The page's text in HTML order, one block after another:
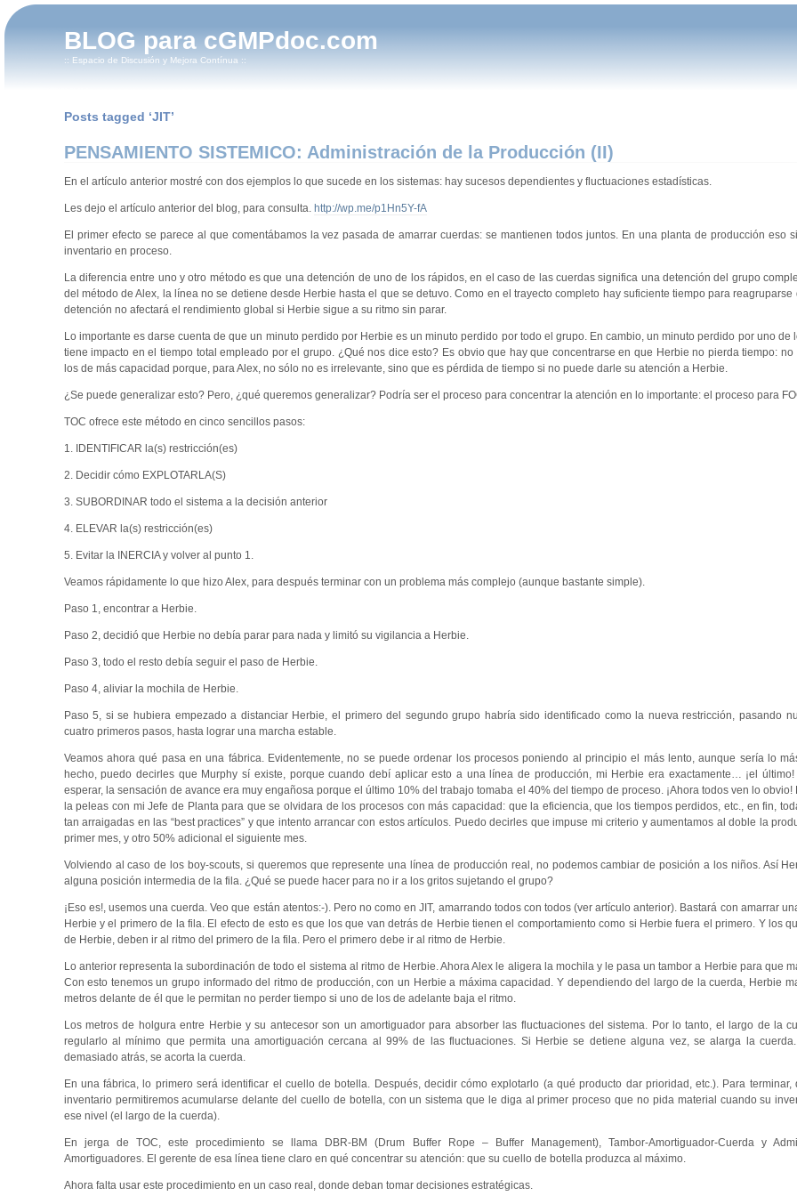
BLOG para cGMPdoc.com
:: Espacio de Discusión y Mejora Contínua ::
Posts tagged ‘JIT’
PENSAMIENTO SISTEMICO: Administración de la Producción (II)
En el artículo anterior mostré con dos ejemplos lo que sucede en los sistemas: hay sucesos dependientes y fluctuaciones estadísticas.
Les dejo el artículo anterior del blog, para consulta. http://wp.me/p1Hn5Y-fA
El primer efecto se parece al que comentábamos la vez pasada de amarrar cuerdas: se mantienen todos juntos. En una planta de producción eso
inventario en proceso.
La diferencia entre uno y otro método es que una detención de uno de los rápidos, en el caso de las cuerdas significa una detención del grupo
del método de Alex, la línea no se detiene desde Herbie hasta el que se detuvo. Como en el trayecto completo hay suficiente tiempo para reagruparse
detención no afectará el rendimiento global si Herbie sigue a su ritmo sin parar.
Lo importante es darse cuenta de que un minuto perdido por Herbie es un minuto perdido por todo el grupo. En cambio, un minuto perdido por uno de
tiene impacto en el tiempo total empleado por el grupo. ¿Qué nos dice esto? Es obvio que hay que concentrarse en que Herbie no pierda tiempo: no
los de más capacidad porque, para Alex, no sólo no es irrelevante, sino que es pérdida de tiempo si no puede darle su atención a Herbie.
¿Se puede generalizar esto? Pero, ¿qué queremos generalizar? Podría ser el proceso para concentrar la atención en lo importante: el proceso para
TOC ofrece este método en cinco sencillos pasos:
1. IDENTIFICAR la(s) restricción(es)
2. Decidir cómo EXPLOTARLA(S)
3. SUBORDINAR todo el sistema a la decisión anterior
4. ELEVAR la(s) restricción(es)
5. Evitar la INERCIA y volver al punto 1.
Veamos rápidamente lo que hizo Alex, para después terminar con un problema más complejo (aunque bastante simple).
Paso 1, encontrar a Herbie.
Paso 2, decidió que Herbie no debía parar para nada y limitó su vigilancia a Herbie.
Paso 3, todo el resto debía seguir el paso de Herbie.
Paso 4, aliviar la mochila de Herbie.
Paso 5, si se hubiera empezado a distanciar Herbie, el primero del segundo grupo habría sido identificado como la nueva restricción, pasando
cuatro primeros pasos, hasta lograr una marcha estable.
Veamos ahora qué pasa en una fábrica. Evidentemente, no se puede ordenar los procesos poniendo al principio el más lento, aunque sería lo
hecho, puedo decirles que Murphy sí existe, porque cuando debí aplicar esto a una línea de producción, mi Herbie era exactamente… ¡el
esperar, la sensación de avance era muy engañosa porque el último 10% del trabajo tomaba el 40% del tiempo de proceso. ¡Ahora todos ven lo obvio!
la peleas con mi Jefe de Planta para que se olvidara de los procesos con más capacidad: que la eficiencia, que los tiempos perdidos, etc., en fin,
tan arraigadas en las “best practices” y que intento arrancar con estos artículos. Puedo decirles que impuse mi criterio y aumentamos al doble la
primer mes, y otro 50% adicional el siguiente mes.
Volviendo al caso de los boy-scouts, si queremos que represente una línea de producción real, no podemos cambiar de posición a los niños. Así
alguna posición intermedia de la fila. ¿Qué se puede hacer para no ir a los gritos sujetando el grupo?
¡Eso es!, usemos una cuerda. Veo que están atentos:-). Pero no como en JIT, amarrando todos con todos (ver artículo anterior). Bastará con amarrar
Herbie y el primero de la fila. El efecto de esto es que los que van detrás de Herbie tienen el comportamiento como si Herbie fuera el primero. Y los
de Herbie, deben ir al ritmo del primero de la fila. Pero el primero debe ir al ritmo de Herbie.
Lo anterior representa la subordinación de todo el sistema al ritmo de Herbie. Ahora Alex le aligera la mochila y le pasa un tambor a Herbie para que
Con esto tenemos un grupo informado del ritmo de producción, con un Herbie a máxima capacidad. Y dependiendo del largo de la cuerda, Herbie
metros delante de él que le permitan no perder tiempo si uno de los de adelante baja el ritmo.
Los metros de holgura entre Herbie y su antecesor son un amortiguador para absorber las fluctuaciones del sistema. Por lo tanto, el largo de la
regularlo al mínimo que permita una amortiguación cercana al 99% de las fluctuaciones. Si Herbie se detiene alguna vez, se alarga la
demasiado atrás, se acorta la cuerda.
En una fábrica, lo primero será identificar el cuello de botella. Después, decidir cómo explotarlo (a qué producto dar prioridad, etc.). Para terminar,
inventario permitiremos acumularse delante del cuello de botella, con un sistema que le diga al primer proceso que no pida material cuando su
ese nivel (el largo de la cuerda).
En jerga de TOC, este procedimiento se llama DBR-BM (Drum Buffer Rope – Buffer Management), Tambor-Amortiguador-Cuerda y
Amortiguadores. El gerente de esa línea tiene claro en qué concentrar su atención: que su cuello de botella produzca al máximo.
Ahora falta usar este procedimiento en un caso real, donde deban tomar decisiones estratégicas.